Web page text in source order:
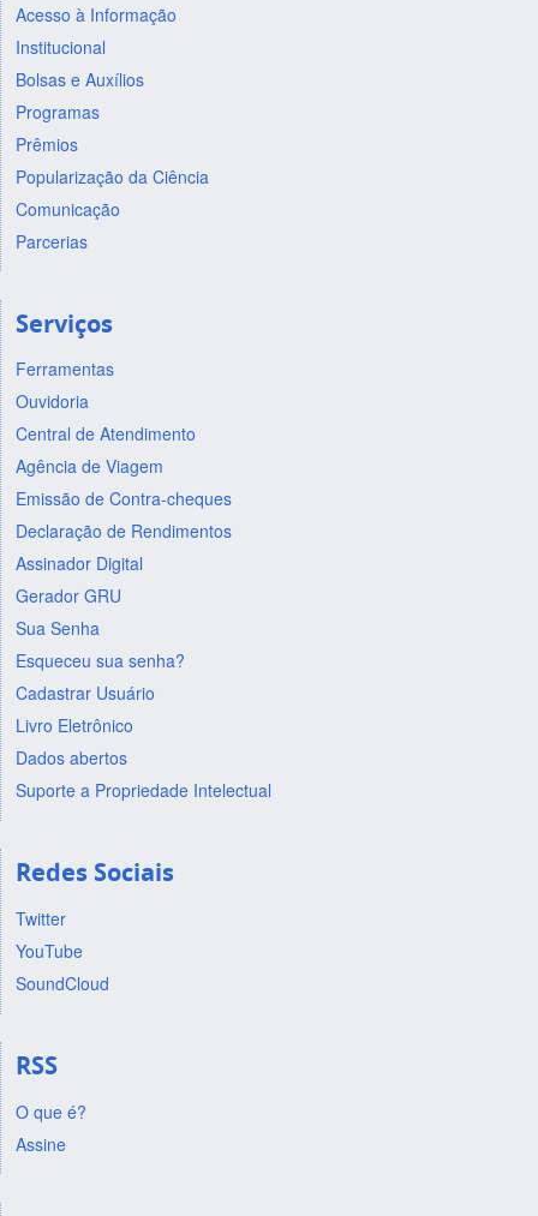
Acesso à Informação
Institucional
Bolsas e Auxílios
Programas
Prêmios
Popularização da Ciência
Comunicação
Parcerias
Serviços
Ferramentas
Ouvidoria
Central de Atendimento
Agência de Viagem
Emissão de Contra-cheques
Declaração de Rendimentos
Assinador Digital
Gerador GRU
Sua Senha
Esqueceu sua senha?
Cadastrar Usuário
Livro Eletrônico
Dados abertos
Suporte a Propriedade Intelectual
Redes Sociais
Twitter
YouTube
SoundCloud
RSS
O que é?
Assine